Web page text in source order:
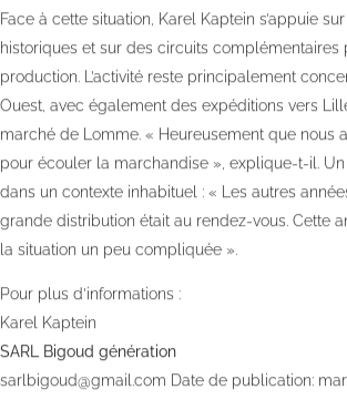
Face à cette situation, Karel Kaptein s’appuie
historiques et sur des circuits complémentaires
production. L’activité reste principalement
Ouest, avec également des expéditions vers
marché de Lomme. « Heureusement que nous
pour écouler la marchandise », explique-t-il.
dans un contexte inhabituel : « Les autres
grande distribution était au rendez-vous. Cette
la situation un peu compliquée ».
Pour plus d’informations :
Karel Kaptein
SARL Bigoud génération
sarlbigoud@gmail.com Date de publication: